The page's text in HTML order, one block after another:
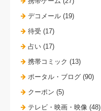
デコメール (19)
待受 (17)
占い (17)
携帯コミック (13)
ポータル・ブログ (90)
クーポン (5)
テレビ・映画・映像 (48)